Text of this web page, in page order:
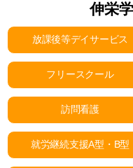
伸栄
放課後等デイサービス
フリースクール
訪問看護
就労継続支援A型・B型